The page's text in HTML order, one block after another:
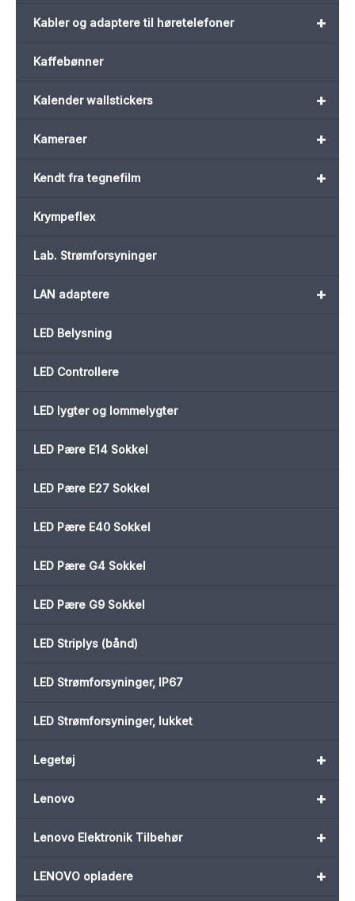
+
Kabler og adaptere til høretelefoner
Kaffebønner
+
Kalender wallstickers
+
Kameraer
+
Kendt fra tegnefilm
Krympeflex
Lab. Strømforsyninger
+
LAN adaptere
LED Belysning
LED Controllere
LED lygter og lommelygter
LED Pære E14 Sokkel
LED Pære E27 Sokkel
LED Pære E40 Sokkel
LED Pære G4 Sokkel
LED Pære G9 Sokkel
LED Striplys (bånd)
LED Strømforsyninger, IP67
LED Strømforsyninger, lukket
+
Legetøj
+
Lenovo
+
Lenovo Elektronik Tilbehør
+
LENOVO opladere